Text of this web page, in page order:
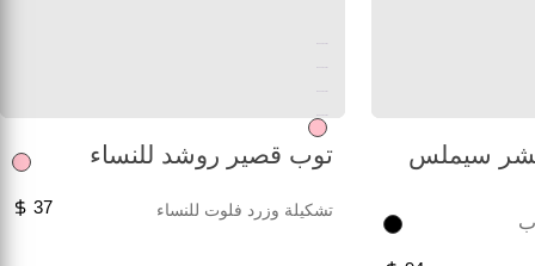
سيملس توب قصير روشد للنساء
تشكيلة وزرد فلوت للنساء 37